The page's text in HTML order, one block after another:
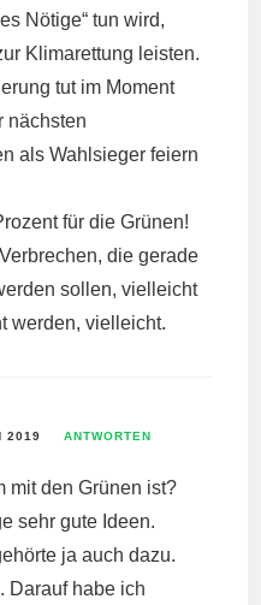
Nötige“ tun wird,
Klimarettung leisten.
tut im Moment
nächsten
als Wahlsieger feiern
für die Grünen!
die gerade
sollen, vielleicht
werden, vielleicht.
2019 ANTWORTEN
mit den Grünen ist?
sehr gute Ideen.
ja auch dazu.
Darauf habe ich